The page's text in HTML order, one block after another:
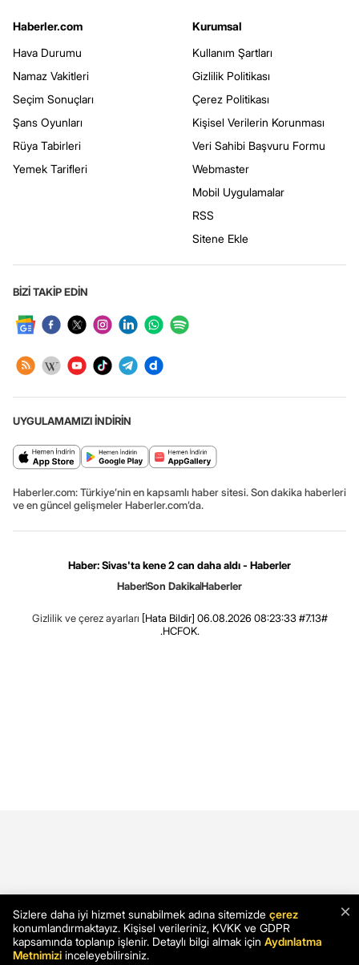
Haberler.com
Hava Durumu
Namaz Vakitleri
Seçim Sonuçları
Şans Oyunları
Rüya Tabirleri
Yemek Tarifleri
Kurumsal
Kullanım Şartları
Gizlilik Politikası
Çerez Politikası
Kişisel Verilerin Korunması
Veri Sahibi Başvuru Formu
Webmaster
Mobil Uygulamalar
RSS
Sitene Ekle
BİZİ TAKİP EDİN
UYGULAMAMIZI İNDİRİN
Haberler.com: Türkiye’nin en kapsamlı haber sitesi. Son dakika haberleri
ve en güncel gelişmeler Haberler.com’da.
Haber: Sivas'ta kene 2 can daha aldı - Haberler
HaberSon DakikaHaberler
Gizlilik ve çerez ayarları [Hata Bildir] 06.08.2026 08:23:33 #7.13#
.HCFOK.
×
Sizlere daha iyi hizmet sunabilmek adına sitemizde çerez
konumlandırmaktayız. Kişisel verileriniz, KVKK ve GDPR
kapsamında toplanıp işlenir. Detaylı bilgi almak için Aydınlatma
Metnimizi inceleyebilirsiniz.